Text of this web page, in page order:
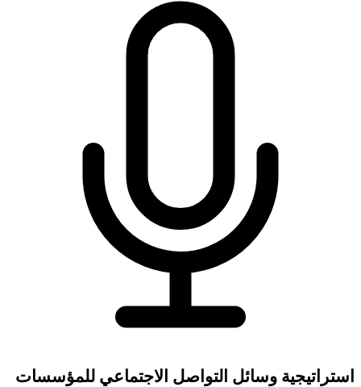
استراتيجية وسائل التواصل الاجتماعي للمؤسسات